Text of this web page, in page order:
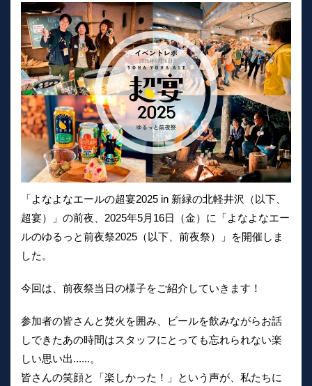
「よなよなエールの超宴2025 in 新緑の北軽井沢（以下、
超宴）」の前夜、2025年5月16日（金）に「よなよなエー
ルのゆるっと前夜祭2025（以下、前夜祭）」を開催しま
した。
今回は、前夜祭当日の様子をご紹介していきます！
参加者の皆さんと焚火を囲み、ビールを飲みながらお話
しできたあの時間はスタッフにとっても忘れられない楽
しい思い出......。
皆さんの笑顔と「楽しかった！」という声が、私たちに